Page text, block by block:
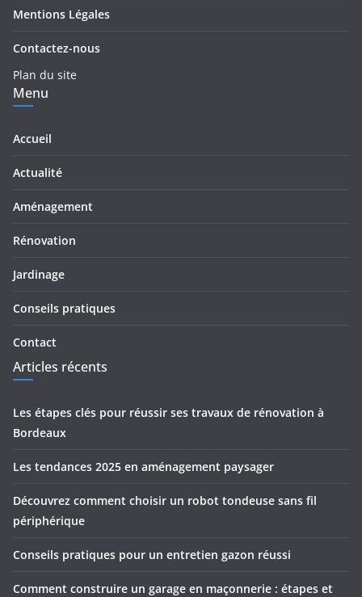
Mentions Légales
Contactez-nous
Plan du site
Menu
Accueil
Actualité
Aménagement
Rénovation
Jardinage
Conseils pratiques
Contact
Articles récents
Les étapes clés pour réussir ses travaux de rénovation à
Bordeaux
Les tendances 2025 en aménagement paysager
Découvrez comment choisir un robot tondeuse sans fil
périphérique
Conseils pratiques pour un entretien gazon réussi
Comment construire un garage en maçonnerie : étapes et